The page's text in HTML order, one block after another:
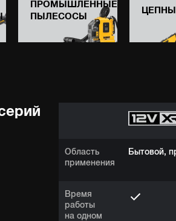
ПРОМЫШЛЕННЫЕ
ПЫЛЕСОСЫ
Область
применения
Время
работы
на одном
Бытовой,